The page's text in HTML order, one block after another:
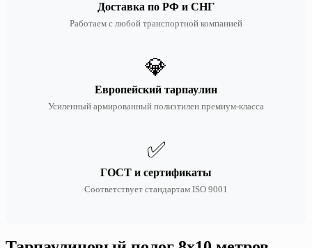
Доставка по РФ и СНГ
Работаем с любой транспортной компанией
💎
Европейский тарпаулин
Усиленный армированный полиэтилен премиум-класса
✅
ГОСТ и сертификаты
Соответствует стандартам ISO 9001